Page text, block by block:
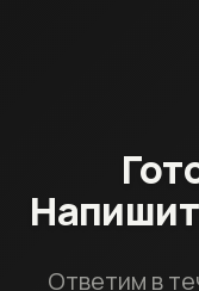
Ответим в